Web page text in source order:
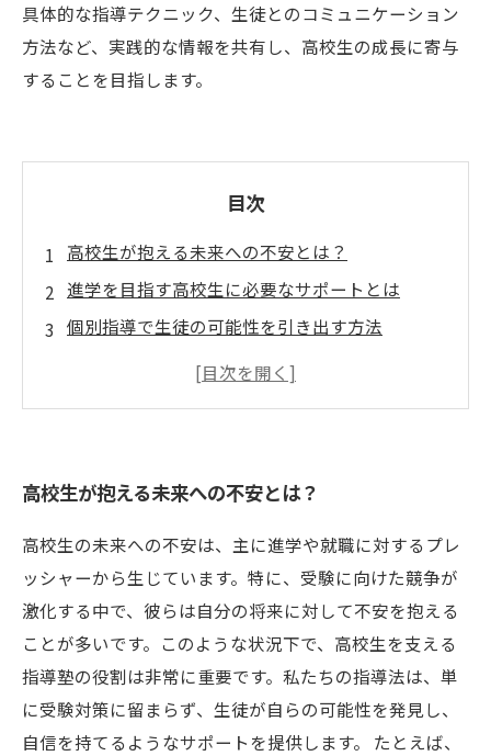
具体的な指導テクニック、生徒とのコミュニケーション
方法など、実践的な情報を共有し、高校生の成長に寄与
することを目指します。
目次
高校生が抱える未来への不安とは？
進学を目指す高校生に必要なサポートとは
個別指導で生徒の可能性を引き出す方法
成功事例から学ぶ！高校生を支える指導法
高校生の未来を共に切り拓こう！指導者へのメ
ッセージ
高校生が抱える未来への不安とは？
高校生の未来への不安は、主に進学や就職に対するプレ
ッシャーから生じています。特に、受験に向けた競争が
激化する中で、彼らは自分の将来に対して不安を抱える
ことが多いです。このような状況下で、高校生を支える
指導塾の役割は非常に重要です。私たちの指導法は、単
に受験対策に留まらず、生徒が自らの可能性を発見し、
自信を持てるようなサポートを提供します。 たとえば、